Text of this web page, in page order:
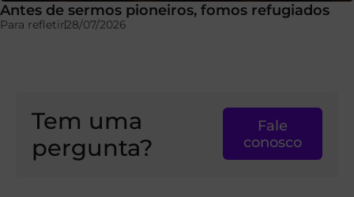
Antes de sermos pioneiros, fomos refugiados
Para refletir28/07/2026
Tem uma
pergunta?
Fale
conosco